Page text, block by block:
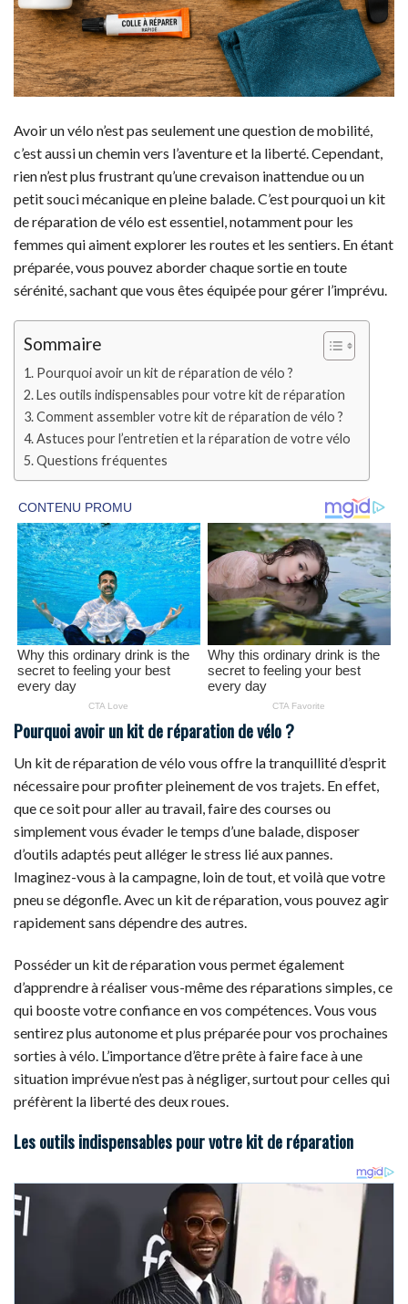
Avoir un vélo n’est pas seulement une question de mobilité,
c’est aussi un chemin vers l’aventure et la liberté. Cependant,
rien n’est plus frustrant qu’une crevaison inattendue ou un
petit souci mécanique en pleine balade. C’est pourquoi un kit
de réparation de vélo est essentiel, notamment pour les
femmes qui aiment explorer les routes et les sentiers. En étant
préparée, vous pouvez aborder chaque sortie en toute
sérénité, sachant que vous êtes équipée pour gérer l’imprévu.
Sommaire
Pourquoi avoir un kit de réparation de vélo ?
Les outils indispensables pour votre kit de réparation
Comment assembler votre kit de réparation de vélo ?
Astuces pour l’entretien et la réparation de votre vélo
Questions fréquentes
Pourquoi avoir un kit de réparation de vélo ?
Un kit de réparation de vélo vous offre la tranquillité d’esprit
nécessaire pour profiter pleinement de vos trajets. En effet,
que ce soit pour aller au travail, faire des courses ou
simplement vous évader le temps d’une balade, disposer
d’outils adaptés peut alléger le stress lié aux pannes.
Imaginez-vous à la campagne, loin de tout, et voilà que votre
pneu se dégonfle. Avec un kit de réparation, vous pouvez agir
rapidement sans dépendre des autres.
Posséder un kit de réparation vous permet également
d’apprendre à réaliser vous-même des réparations simples, ce
qui booste votre confiance en vos compétences. Vous vous
sentirez plus autonome et plus préparée pour vos prochaines
sorties à vélo. L’importance d’être prête à faire face à une
situation imprévue n’est pas à négliger, surtout pour celles qui
préfèrent la liberté des deux roues.
Les outils indispensables pour votre kit de réparation